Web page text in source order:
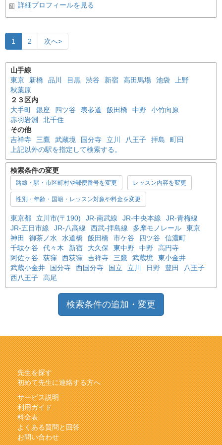
詳細プロフィールを見る
1 2 次へ>
山手線
東京
新橋 品川 目黒 渋谷 新宿 高田馬場 池袋
上野
秋葉原
２３区内
大手町
銀座 四ツ谷 表参道 飯田橋 中野
小竹向原
赤羽岩淵
北千住
その他
吉祥寺
三鷹 武蔵境 国分寺 立川 八王子 拝島
町田
上記以外の駅を指定して検索する。
検索条件の変更
路線・駅・市区町村や郵便番号を変更 レッスン内容を変更
性別・年齢・国籍・レッスン対象や料金を変更
東京都 立川市(〒190) JR-南武線 JR-中央本線
JR-青梅線
JR-五日市線
JR-八高線 西武-拝島線 多摩モノレール
東京
神田
御茶ノ水 水道橋 飯田橋 市ケ谷 四ツ谷
信濃町
千駄ケ谷
代々木 新宿 大久保 東中野 中野
高円寺
阿佐ヶ谷
荻窪 西荻窪 吉祥寺 三鷹 武蔵境
東小金井
武蔵小金井
国分寺 西国分寺 国立 立川 日野 豊田
八王子
西八王子
高尾
検索条件の追加・変更
先生を探す
初めて先生に連絡する方へ
サービス説明
利用ガイド
料金表
よくある質問と回答
お問い合わせ